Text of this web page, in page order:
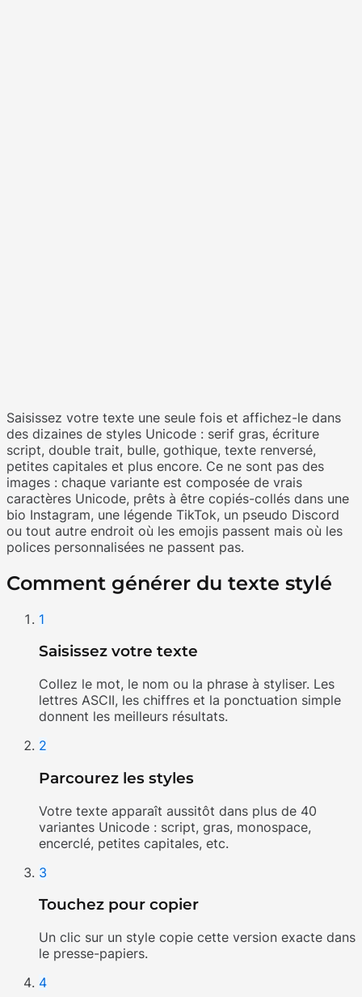
Saisissez votre texte une seule fois et affichez-le dans
des dizaines de styles Unicode : serif gras, écriture
script, double trait, bulle, gothique, texte renversé,
petites capitales et plus encore. Ce ne sont pas des
images : chaque variante est composée de vrais
caractères Unicode, prêts à être copiés-collés dans une
bio Instagram, une légende TikTok, un pseudo Discord
ou tout autre endroit où les emojis passent mais où les
polices personnalisées ne passent pas.
Comment générer du texte stylé
1
Saisissez votre texte
Collez le mot, le nom ou la phrase à styliser. Les
lettres ASCII, les chiffres et la ponctuation simple
donnent les meilleurs résultats.
2
Parcourez les styles
Votre texte apparaît aussitôt dans plus de 40
variantes Unicode : script, gras, monospace,
encerclé, petites capitales, etc.
3
Touchez pour copier
Un clic sur un style copie cette version exacte dans
le presse-papiers.
4